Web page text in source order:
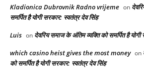
Kladionica Dubrovnik Radno vrijeme on
समर्पित है योगी सरकार: स्वतंत्र देव सिंह
Luis on देवरिय समाज के अंतिम व्यक्ति को समर्पित है
which casino heist gives the most money on
को समर्पित है योगी सरकार: स्वतंत्र देव सिंह